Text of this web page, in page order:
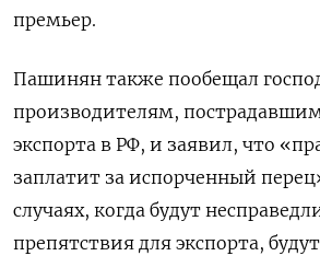
премьер.
Пашинян также пообещал
производителям,
экспорта в РФ, и заявил, что
заплатит за испорченный
случаях, когда будут
препятствия для экспорта,